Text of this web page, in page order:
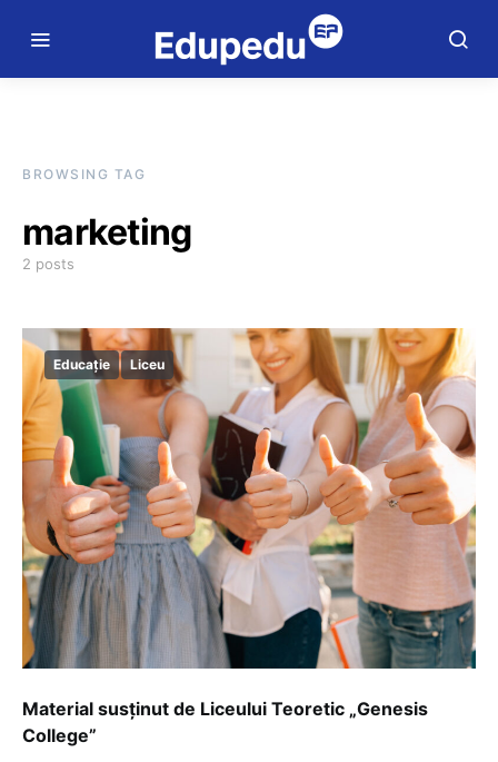
BROWSING TAG
marketing
2 posts
Educație Liceu
Material susținut de Liceului Teoretic „Genesis
College”